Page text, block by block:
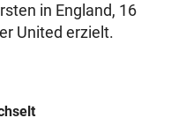
in England, 16
United erzielt.